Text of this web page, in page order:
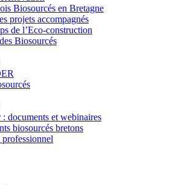
Biosourcés en Bretagne
projets accompagnés
de l’Eco-construction
Biosourcés
documents et webinaires
biosourcés bretons